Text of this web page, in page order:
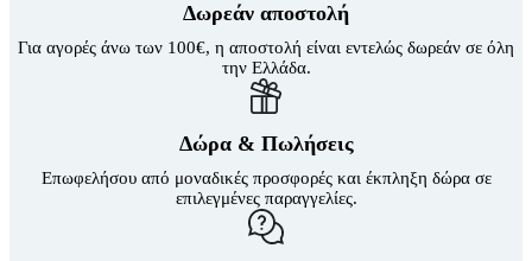
Δωρεάν αποστολή
Για αγορές άνω των 100€, η αποστολή είναι εντελώς δωρεάν σε όλη
την Ελλάδα.
Δώρα & Πωλήσεις
Επωφελήσου από μοναδικές προσφορές και έκπληξη δώρα σε
επιλεγμένες παραγγελίες.